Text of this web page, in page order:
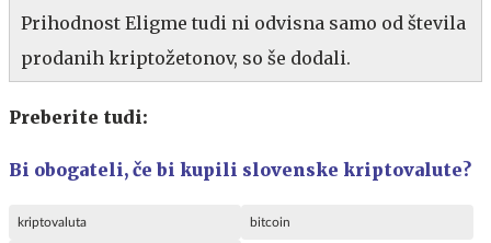
Prihodnost Eligme tudi ni odvisna samo od števila
prodanih kriptožetonov, so še dodali.
Preberite tudi:
Bi obogateli, če bi kupili slovenske kriptovalute?
kriptovaluta bitcoin